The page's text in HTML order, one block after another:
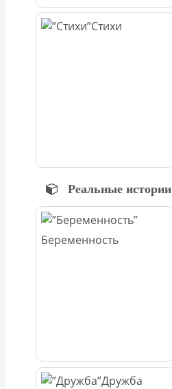
Стихи
Реальные истории
Беременность
Дружба